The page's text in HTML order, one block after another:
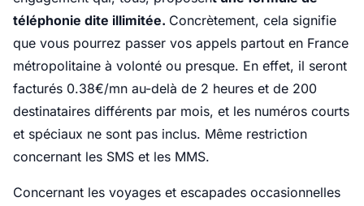
téléphonie dite illimitée. Concrètement, cela signifie
que vous pourrez passer vos appels partout en France
métropolitaine à volonté ou presque. En effet, il seront
facturés 0.38€/mn au-delà de 2 heures et de 200
destinataires différents par mois, et les numéros courts
et spéciaux ne sont pas inclus. Même restriction
concernant les SMS et les MMS.
Concernant les voyages et escapades occasionnelles